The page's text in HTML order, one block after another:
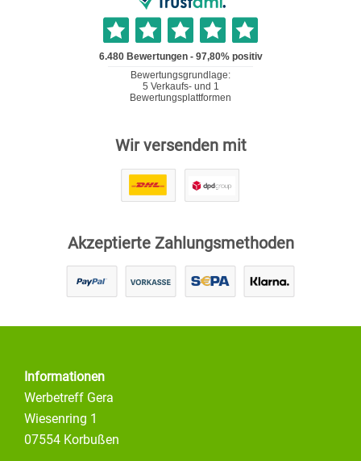
Wir versenden mit
Akzeptierte Zahlungsmethoden
Informationen
Werbetreff Gera
Wiesenring 1
07554 Korbußen